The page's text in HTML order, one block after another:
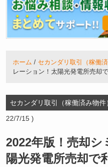
ホーム セカンダリ取引（稼働済
レーション！太陽光発電所売却
セカンダリ取引（稼働済み物件
22/7/15 )
2022年版！売却
陽光発電所売却で